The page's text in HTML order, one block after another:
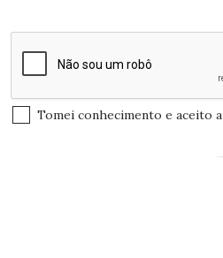
Tomei conhecimento e aceito a